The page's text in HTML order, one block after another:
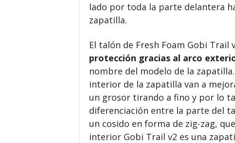
lado por toda la parte delantera
zapatilla.
El talón de Fresh Foam Gobi Trail
protección gracias al arco
nombre del modelo de la
interior de la zapatilla van a
un grosor tirando a fino y por lo
diferenciación entre la parte del
un cosido en forma de zig-zag,
interior Gobi Trail v2 es una